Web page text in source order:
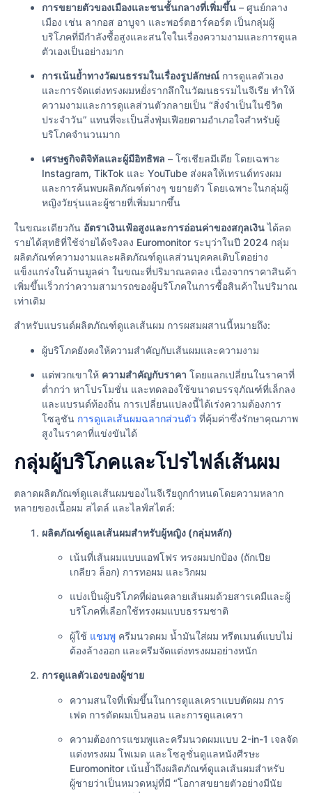
การขยายตัวของเมืองและชนชั้นกลางที่เพิ่มขึ้น – ศูนย์กลาง
เมือง เช่น ลากอส อาบูจา และพอร์ตฮาร์คอร์ต เป็นกลุ่มผู้
บริโภคที่มีกำลังซื้อสูงและสนใจในเรื่องความงามและการดูแล
ตัวเองเป็นอย่างมาก
การเน้นย้ำทางวัฒนธรรมในเรื่องรูปลักษณ์ การดูแลตัวเอง
และการจัดแต่งทรงผมหยั่งรากลึกในวัฒนธรรมไนจีเรีย ทำให้
ความงามและการดูแลส่วนตัวกลายเป็น “สิ่งจำเป็นในชีวิต
ประจำวัน” แทนที่จะเป็นสิ่งฟุ่มเฟือยตามอำเภอใจสำหรับผู้
บริโภคจำนวนมาก
เศรษฐกิจดิจิทัลและผู้มีอิทธิพล – โซเชียลมีเดีย โดยเฉพาะ
Instagram, TikTok และ YouTube ส่งผลให้เทรนด์ทรงผม
และการค้นพบผลิตภัณฑ์ต่างๆ ขยายตัว โดยเฉพาะในกลุ่มผู้
หญิงวัยรุ่นและผู้ชายที่เพิ่มมากขึ้น
ในขณะเดียวกัน อัตราเงินเฟ้อสูงและการอ่อนค่าของสกุลเงินได้ลด
รายได้สุทธิที่ใช้จ่ายได้จริงลง Euromonitor ระบุว่าในปี 2024 กลุ่ม
ผลิตภัณฑ์ความงามและผลิตภัณฑ์ดูแลส่วนบุคคลเติบโตอย่าง
แข็งแกร่งในด้านมูลค่า ในขณะที่ปริมาณลดลง เนื่องจากราคาสินค้า
เพิ่มขึ้นเร็วกว่าความสามารถของผู้บริโภคในการซื้อสินค้าในปริมาณ
เท่าเดิม
สำหรับแบรนด์ผลิตภัณฑ์ดูแลเส้นผม การผสมผสานนี้หมายถึง:
ผู้บริโภคยังคงให้ความสำคัญกับเส้นผมและความงาม
แต่พวกเขาให้ ความสำคัญกับราคา โดยแลกเปลี่ยนในราคาที่
ต่ำกว่า หาโปรโมชั่น และทดลองใช้ขนาดบรรจุภัณฑ์ที่เล็กลง
และแบรนด์ท้องถิ่น การเปลี่ยนแปลงนี้ได้เร่งความต้องการ
โซลูชัน การดูแลเส้นผมฉลากส่วนตัว ที่คุ้มค่าซึ่งรักษาคุณภาพ
สูงในราคาที่แข่งขันได้
กลุ่มผู้บริโภคและโปรไฟล์เส้นผม
ตลาดผลิตภัณฑ์ดูแลเส้นผมของไนจีเรียถูกกำหนดโดยความหลาก
หลายของเนื้อผม สไตล์ และไลฟ์สไตล์:
ผลิตภัณฑ์ดูแลเส้นผมสำหรับผู้หญิง (กลุ่มหลัก)
เน้นที่เส้นผมแบบแอฟโฟร ทรงผมปกป้อง (ถักเปีย
เกลียว ล็อก) การทอผม และวิกผม
แบ่งเป็นผู้บริโภคที่ผ่อนคลายเส้นผมด้วยสารเคมีและผู้
บริโภคที่เลือกใช้ทรงผมแบบธรรมชาติ
ผู้ใช้ แชมพู ครีมนวดผม น้ำมันใส่ผม ทรีตเมนต์แบบไม่
ต้องล้างออก และครีมจัดแต่งทรงผมอย่างหนัก
การดูแลตัวเองของผู้ชาย
ความสนใจที่เพิ่มขึ้นในการดูแลเคราแบบตัดผม การ
เฟด การดัดผมเป็นลอน และการดูแลเครา
ความต้องการแชมพูและครีมนวดผมแบบ 2-in-1 เจลจัด
แต่งทรงผม โพเมด และโซลูชั่นดูแลหนังศีรษะ
Euromonitor เน้นย้ำถึงผลิตภัณฑ์ดูแลเส้นผมสำหรับ
ผู้ชายว่าเป็นหมวดหมู่ที่มี “โอกาสขยายตัวอย่างมีนัย